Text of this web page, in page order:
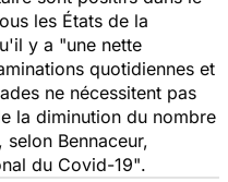
les États de la
y a "une nette
quotidiennes et
ne nécessitent pas
la diminution du nombre
Bennaceur,
du Covid-19".